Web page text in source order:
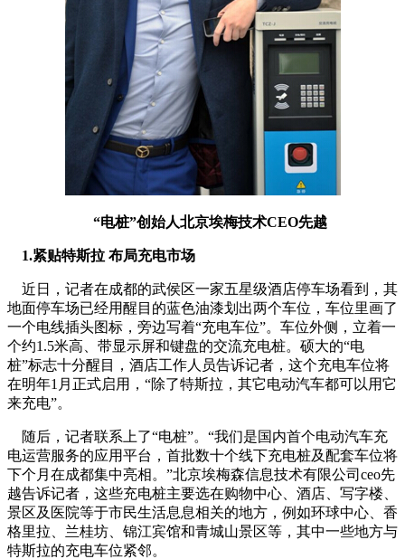
“电桩”创始人北京埃梅技术CEO先越
1.紧贴特斯拉 布局充电市场
近日，记者在成都的武侯区一家五星级酒店停车场看到，其
地面停车场已经用醒目的蓝色油漆划出两个车位，车位里画了
一个电线插头图标，旁边写着“充电车位”。车位外侧，立着一
个约1.5米高、带显示屏和键盘的交流充电桩。硕大的“电
桩”标志十分醒目，酒店工作人员告诉记者，这个充电车位将
在明年1月正式启用，“除了特斯拉，其它电动汽车都可以用它
来充电”。
随后，记者联系上了“电桩”。“我们是国内首个电动汽车充
电运营服务的应用平台，首批数十个线下充电桩及配套车位将
下个月在成都集中亮相。”北京埃梅森信息技术有限公司ceo先
越告诉记者，这些充电桩主要选在购物中心、酒店、写字楼、
景区及医院等于市民生活息息相关的地方，例如环球中心、香
格里拉、兰桂坊、锦江宾馆和青城山景区等，其中一些地方与
特斯拉的充电车位紧邻。